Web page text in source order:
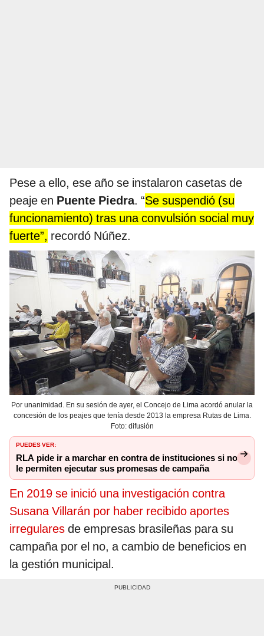
Pese a ello, ese año se instalaron casetas de
peaje en Puente Piedra. “Se suspendió (su
funcionamiento) tras una convulsión social muy
fuerte”, recordó Núñez.
Por unanimidad. En su sesión de ayer, el Concejo de Lima acordó anular la
concesión de los peajes que tenía desde 2013 la empresa Rutas de Lima.
Foto: difusión
PUEDES VER:
RLA pide ir a marchar en contra de instituciones si no
le permiten ejecutar sus promesas de campaña
En 2019 se inició una investigación contra
Susana Villarán por haber recibido aportes
irregulares de empresas brasileñas para su
campaña por el no, a cambio de beneficios en
la gestión municipal.